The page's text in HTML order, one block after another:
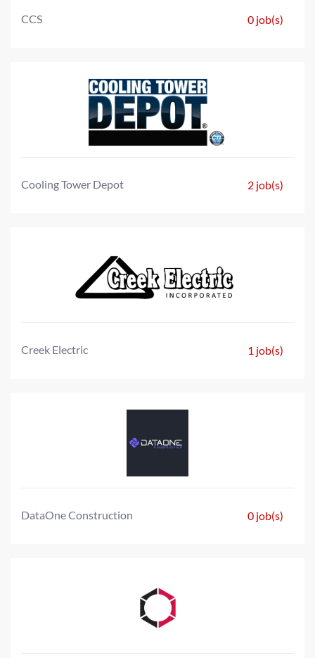
CCS 0 job(s)
Cooling Tower Depot 2 job(s)
Creek Electric 1 job(s)
DataOne Construction 0 job(s)